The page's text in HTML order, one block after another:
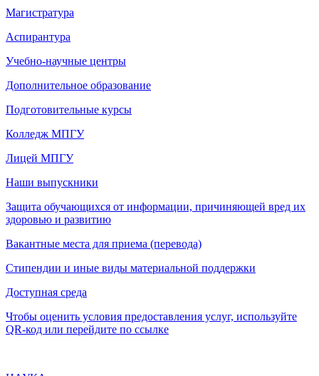
Магистратура
Аспирантура
Учебно-научные центры
Дополнительное образование
Подготовительные курсы
Колледж МПГУ
Лицей МПГУ
Наши выпускники
Защита обучающихся от информации, причиняющей вред их
здоровью и развитию
Вакантные места для приема (перевода)
Стипендии и иные виды материальной поддержки
Доступная среда
Чтобы оценить условия предоставления услуг, используйте
QR-код или перейдите по ссылке